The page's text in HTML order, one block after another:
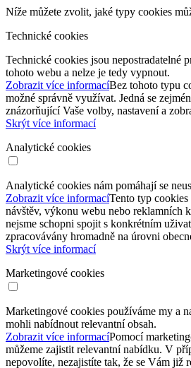
Níže můžete zvolit, jaké typy cookies
Technické cookies
Technické cookies jsou nepostradatelné
tohoto webu a nelze je tedy vypnout.
Zobrazit více informacíBez tohoto typu
možné správně využívat. Jedná se
znázorňující Vaše volby, nastavení a
Skrýt více informací
Analytické cookies
Analytické cookies nám pomáhají se
Zobrazit více informacíTento typ
návštěv, výkonu webu nebo reklamních
nejsme schopni spojit s konkrétním
zpracovávány hromadně na úrovni
Skrýt více informací
Marketingové cookies
Marketingové cookies používáme my a
mohli nabídnout relevantní obsah.
Zobrazit více informacíPomocí
můžeme zajistit relevantní nabídku. V
nepovolíte, nezajistíte tak, že se Vám již